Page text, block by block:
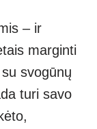
– ir
marginti
svogūnų
turi savo